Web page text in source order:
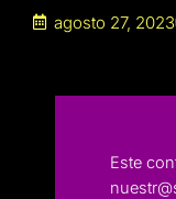
agosto 27, 2023
Este